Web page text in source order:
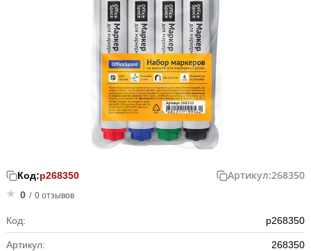
Код:р268350 Артикул:268350
0 / 0 отзывов
Код: р268350
Артикул: 268350